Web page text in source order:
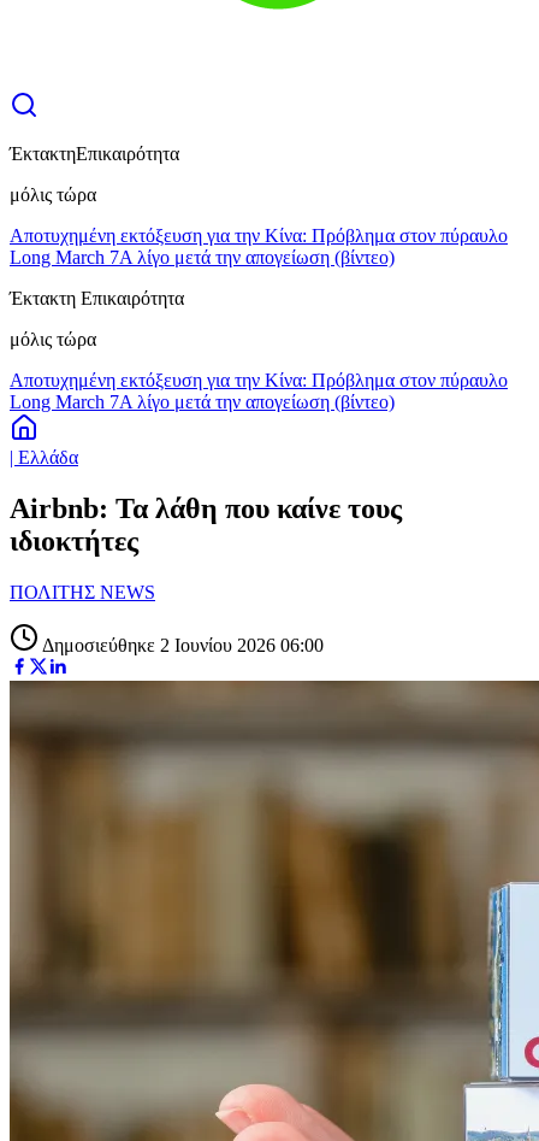
ΈκτακτηΕπικαιρότητα
μόλις τώρα
Αποτυχημένη εκτόξευση για την Κίνα: Πρόβλημα στον πύραυλο
Long March 7A λίγο μετά την απογείωση (βίντεο)
Έκτακτη Επικαιρότητα
μόλις τώρα
Αποτυχημένη εκτόξευση για την Κίνα: Πρόβλημα στον πύραυλο
Long March 7A λίγο μετά την απογείωση (βίντεο)
| Ελλάδα
Airbnb: Τα λάθη που καίνε τους
ιδιοκτήτες
ΠΟΛΙΤΗΣ NEWS
Δημοσιεύθηκε 2 Ιουνίου 2026 06:00